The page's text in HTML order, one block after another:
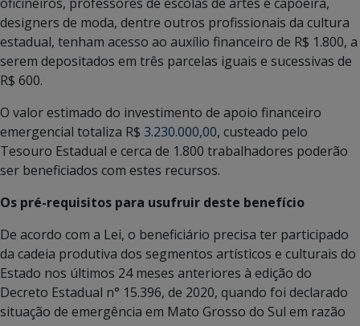
designers de moda, dentre outros profissionais da cultura
estadual, tenham acesso ao auxílio financeiro de R$ 1.800, a
serem depositados em três parcelas iguais e sucessivas de
R$ 600.
O valor estimado do investimento de apoio financeiro
emergencial totaliza R$ 3.230.000,00, custeado pelo
Tesouro Estadual e cerca de 1.800 trabalhadores poderão
ser beneficiados com estes recursos.
Os pré-requisitos para usufruir deste benefício
De acordo com a Lei, o beneficiário precisa ter participado
da cadeia produtiva dos segmentos artísticos e culturais do
Estado nos últimos 24 meses anteriores à edição do
Decreto Estadual n° 15.396, de 2020, quando foi declarado
situação de emergência em Mato Grosso do Sul em razão